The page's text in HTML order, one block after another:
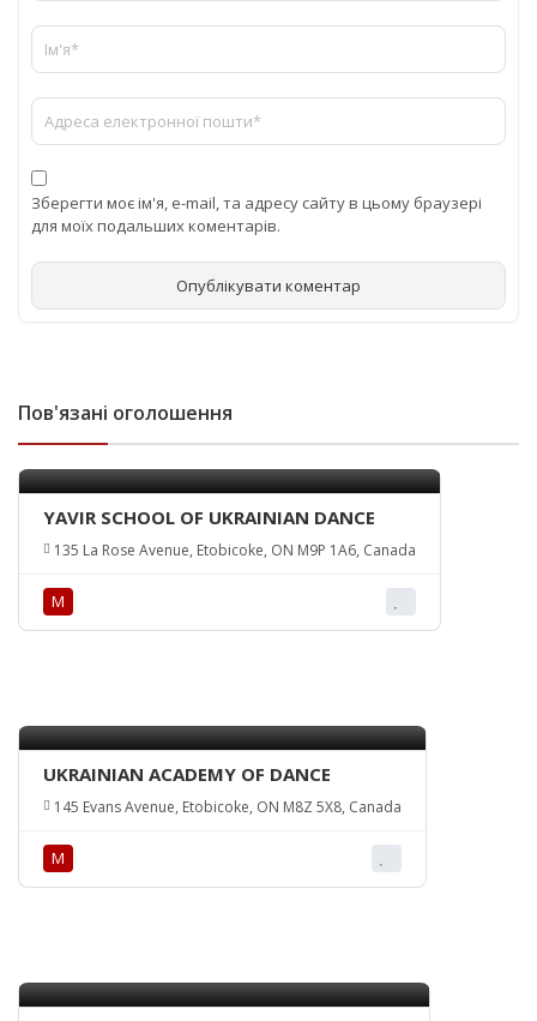
Зберегти моє ім'я, e-mail, та адресу сайту в цьому браузері
для моїх подальших коментарів.
Пов'язані оголошення
YAVIR SCHOOL OF UKRAINIAN DANCE
135 La Rose Avenue, Etobicoke, ON M9P 1A6, Canada
М
UKRAINIAN ACADEMY OF DANCE
145 Evans Avenue, Etobicoke, ON M8Z 5X8, Canada
М